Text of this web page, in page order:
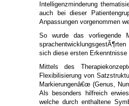
Intelligenzminderung
auch bei dieser
Anpassungen vorgenommen
So wurde das vorliegende
sich diese ersten Erkenntnisse
Mittels des
Flexibilisierung von
Markierungenâ€œ (Genus,
Als besonders hilfreich
welche durch enthaltene